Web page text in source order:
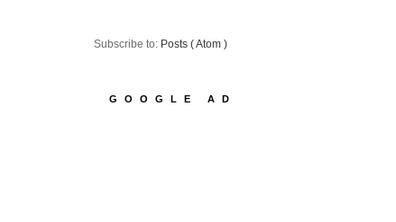
Subscribe to: Posts ( Atom )
GOOGLE AD